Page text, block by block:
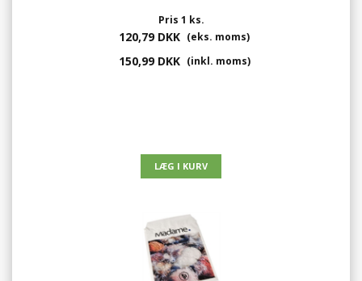
Pris 1 ks.
120,79 DKK (eks. moms)
150,99 DKK (inkl. moms)